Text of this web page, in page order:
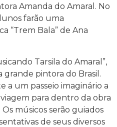
Amanda do Amaral. No
farão uma
“Trem Bala” de Ana
Tarsila do Amaral”,
pintora do Brasil.
a um passeio imaginário a
para dentro da obra
músicos serão guiados
de seus diversos